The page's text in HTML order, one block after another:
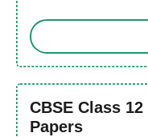
CBSE Class
Papers